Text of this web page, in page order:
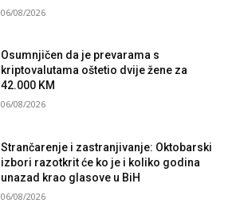
06/08/2026
Osumnjičen da je prevarama s
kriptovalutama oštetio dvije žene za
42.000 KM
06/08/2026
Strančarenje i zastranjivanje: Oktobarski
izbori razotkrit će ko je i koliko godina
unazad krao glasove u BiH
06/08/2026